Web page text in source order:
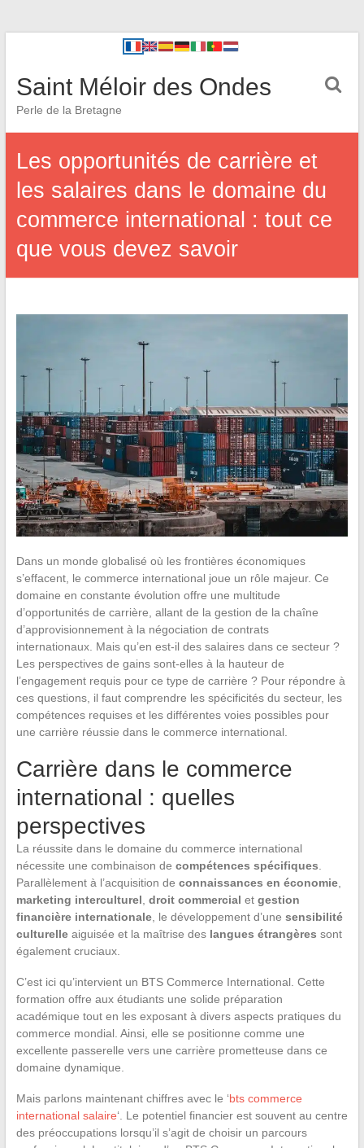
Saint Méloir des Ondes
Perle de la Bretagne
Les opportunités de carrière et
les salaires dans le domaine du
commerce international : tout ce
que vous devez savoir
Dans un monde globalisé où les frontières économiques
s’effacent, le commerce international joue un rôle majeur. Ce
domaine en constante évolution offre une multitude
d’opportunités de carrière, allant de la gestion de la chaîne
d’approvisionnement à la négociation de contrats
internationaux. Mais qu’en est-il des salaires dans ce secteur ?
Les perspectives de gains sont-elles à la hauteur de
l’engagement requis pour ce type de carrière ? Pour répondre à
ces questions, il faut comprendre les spécificités du secteur, les
compétences requises et les différentes voies possibles pour
une carrière réussie dans le commerce international.
Carrière dans le commerce
international : quelles
perspectives
La réussite dans le domaine du commerce international
nécessite une combinaison de compétences spécifiques.
Parallèlement à l’acquisition de connaissances en économie,
marketing interculturel, droit commercial et gestion
financière internationale, le développement d’une sensibilité
culturelleaiguisée et la maîtrise des langues étrangères sont
également cruciaux.
C’est ici qu’intervient un BTS Commerce International. Cette
formation offre aux étudiants une solide préparation
académique tout en les exposant à divers aspects pratiques du
commerce mondial. Ainsi, elle se positionne comme une
excellente passerelle vers une carrière prometteuse dans ce
domaine dynamique.
Mais parlons maintenant chiffres avec le ‘bts commerce
international salaire‘. Le potentiel financier est souvent au centre
des préoccupations lorsqu’il s’agit de choisir un parcours